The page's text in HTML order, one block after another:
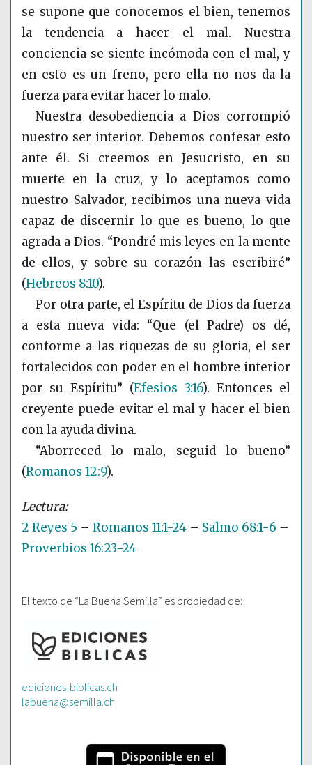
se supone que conocemos el bien, tenemos
la tendencia a hacer el mal. Nuestra
conciencia se siente incómoda con el mal, y
en esto es un freno, pero ella no nos da la
fuerza para evitar hacer lo malo.
Nuestra desobediencia a Dios corrompió
nuestro ser interior. Debemos confesar esto
ante él. Si creemos en Jesucristo, en su
muerte en la cruz, y lo aceptamos como
nuestro Salvador, recibimos una nueva vida
capaz de discernir lo que es bueno, lo que
agrada a Dios. “Pondré mis leyes en la mente
de ellos, y sobre su corazón las escribiré”
(Hebreos 8:10).
Por otra parte, el Espíritu de Dios da fuerza
a esta nueva vida: “Que (el Padre) os dé,
conforme a las riquezas de su gloria, el ser
fortalecidos con poder en el hombre interior
por su Espíritu” (Efesios 3:16). Entonces el
creyente puede evitar el mal y hacer el bien
con la ayuda divina.
“Aborreced lo malo, seguid lo bueno”
(Romanos 12:9).
2 Reyes 5 – Romanos 11:1-24 – Salmo 68:1-6 –
Proverbios 16:23-24
El texto de “La Buena Semilla” es propiedad de:
ediciones-biblicas.ch
labuena@semilla.ch